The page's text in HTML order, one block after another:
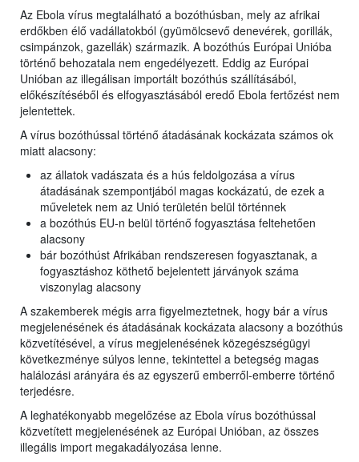
Az Ebola vírus megtalálható a bozóthúsban, mely az afrikai
erdőkben élő vadállatokból (gyümölcsevő denevérek, gorillák,
csimpánzok, gazellák) származik. A bozóthús Európai Unióba
történő behozatala nem engedélyezett. Eddig az Európai
Unióban az illegálisan importált bozóthús szállításából,
előkészítéséből és elfogyasztásából eredő Ebola fertőzést nem
jelentettek.
A vírus bozóthússal történő átadásának kockázata számos ok
miatt alacsony:
az állatok vadászata és a hús feldolgozása a vírus
átadásának szempontjából magas kockázatú, de ezek a
műveletek nem az Unió területén belül történnek
a bozóthús EU-n belül történő fogyasztása feltehetően
alacsony
bár bozóthúst Afrikában rendszeresen fogyasztanak, a
fogyasztáshoz köthető bejelentett járványok száma
viszonylag alacsony
A szakemberek mégis arra figyelmeztetnek, hogy bár a vírus
megjelenésének és átadásának kockázata alacsony a bozóthús
közvetítésével, a vírus megjelenésének közegészségügyi
következménye súlyos lenne, tekintettel a betegség magas
halálozási arányára és az egyszerű emberről-emberre történő
terjedésre.
A leghatékonyabb megelőzése az Ebola vírus bozóthússal
közvetített megjelenésének az Európai Unióban, az összes
illegális import megakadályozása lenne.